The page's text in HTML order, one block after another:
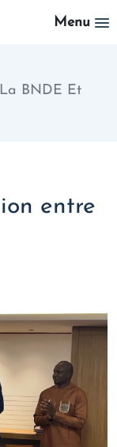
Menu
BNDE Et
entre